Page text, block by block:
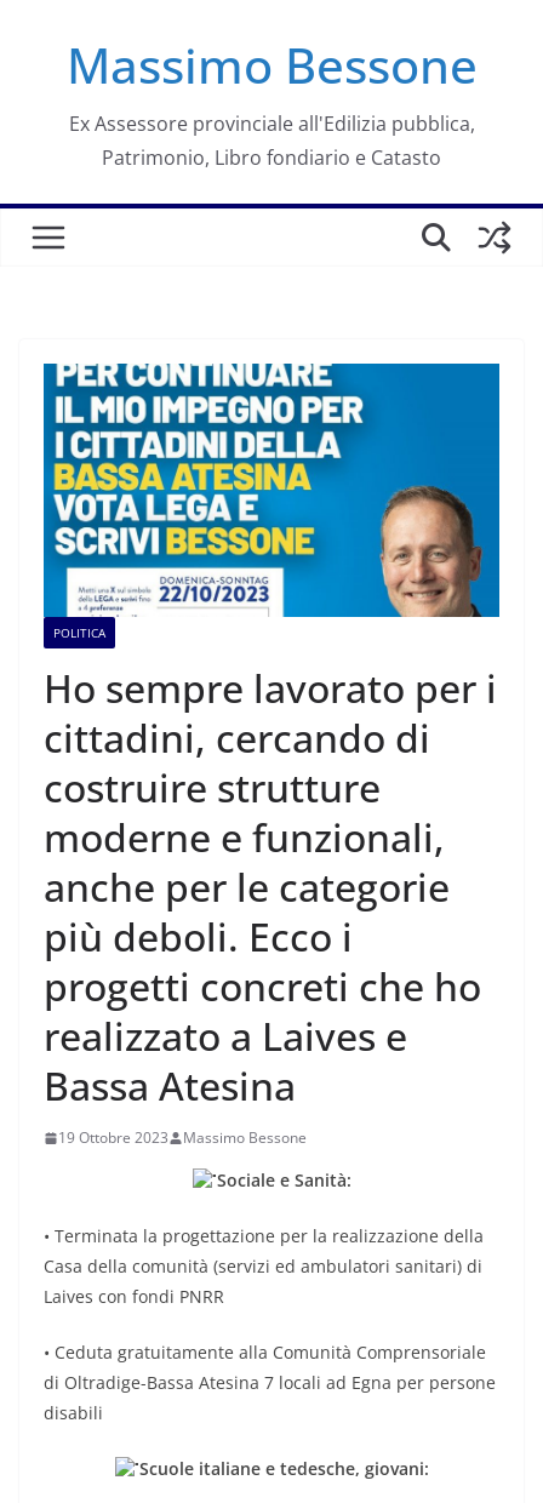
contenutoMassimo Bessone
Ex Assessore provinciale all'Edilizia pubblica,
Patrimonio, Libro fondiario e Catasto
POLITICA
Ho sempre lavorato per i
cittadini, cercando di
costruire strutture
moderne e funzionali,
anche per le categorie
più deboli. Ecco i
progetti concreti che ho
realizzato a Laives e
Bassa Atesina
19 Ottobre 2023 Massimo Bessone
Sociale e Sanità:
• Terminata la progettazione per la realizzazione della
Casa della comunità (servizi ed ambulatori sanitari) di
Laives con fondi PNRR
• Ceduta gratuitamente alla Comunità Comprensoriale
di Oltradige-Bassa Atesina 7 locali ad Egna per persone
disabili
Scuole italiane e tedesche, giovani: